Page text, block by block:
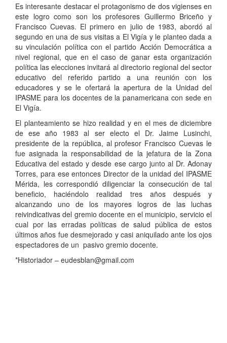
Es interesante destacar el protagonismo de dos vigienses en
este logro como son los profesores Guillermo Briceño y
Francisco Cuevas. El primero en julio de 1983, abordó al
segundo en una de sus visitas a El Vigía y le planteo dada a
su vinculación política con el partido Acción Democrática a
nivel regional, que en el caso de ganar esta organización
política las elecciones invitará al directorio regional del sector
educativo del referido partido a una reunión con los
educadores y se le ofertará la apertura de la Unidad del
IPASME para los docentes de la panamericana con sede en
El Vigía.
El planteamiento se hizo realidad y en el mes de diciembre
de ese año 1983 al ser electo el Dr. Jaime Lusinchi,
presidente de la república, al profesor Francisco Cuevas le
fue asignada la responsabilidad de la jefatura de la Zona
Educativa del estado y desde ese cargo junto al Dr. Adonay
Torres, para ese entonces Director de la unidad del IPASME
Mérida, les correspondió diligenciar la consecución de tal
beneficio, haciéndolo realidad tres años después y
alcanzando uno de los mayores logros de las luchas
reivindicativas del gremio docente en el municipio, servicio el
cual por las erradas políticas de salud pública de estos
últimos años fue desmejorado y casi aniquilado ante los ojos
espectadores de un pasivo gremio docente.
*Historiador – eudesblan@gmail.com